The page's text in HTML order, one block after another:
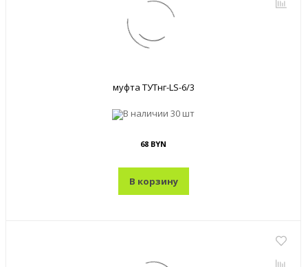
муфта ТУТнг-LS-6/3
В наличии 30 шт
68 BYN
В корзину